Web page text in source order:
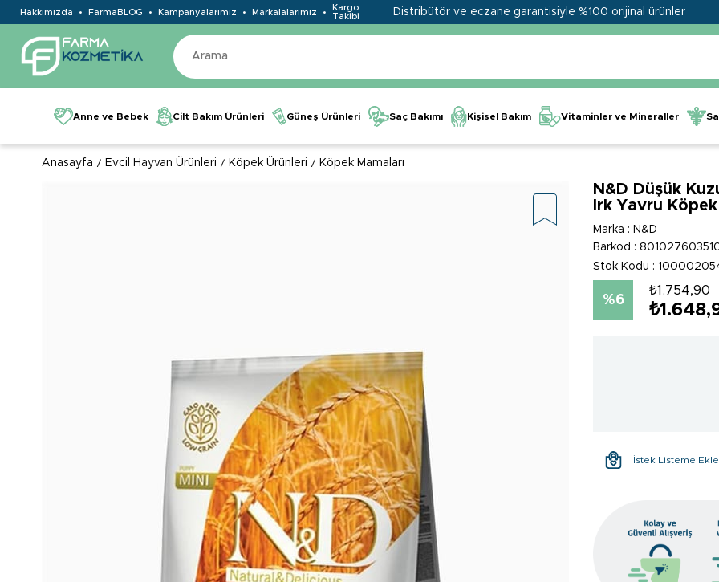
Hakkımızda FarmaBLOG Kampanyalarımız Markalalarımız
Kargo
Takibi
Distribütör ve eczane garantisiyle %100 orijinal ürünler
Anne ve Bebek Cilt Bakım Ürünleri Güneş Ürünleri Saç Bakımı Kişisel Bakım Vitaminler ve Mineraller
Anasayfa Evcil Hayvan Ürünleri Köpek Ürünleri Köpek Mamaları
N&D Düşük
Irk Yavru
Marka : N&D
Barkod :
Stok Kodu
6
₺1.754,90
İstek Listeme Ekle